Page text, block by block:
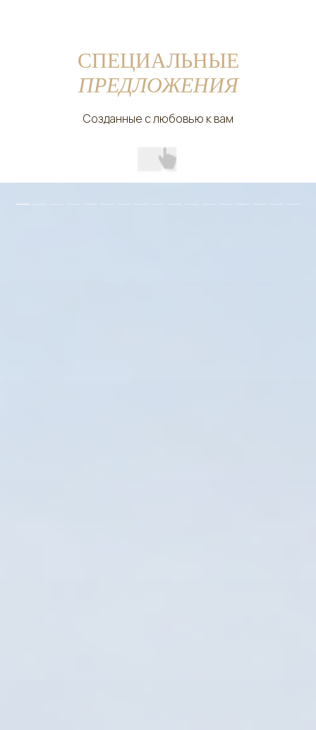
СПЕЦИАЛЬНЫЕ
ПРЕДЛОЖЕНИЯ
Созданные с любовью к вам